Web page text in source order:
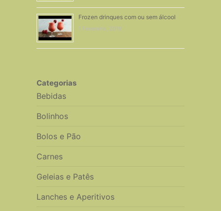
Frozen drinques com ou sem álcool
1 Fevereiro, 2019
Categorias
Bebidas
Bolinhos
Bolos e Pão
Carnes
Geleias e Patês
Lanches e Aperitivos